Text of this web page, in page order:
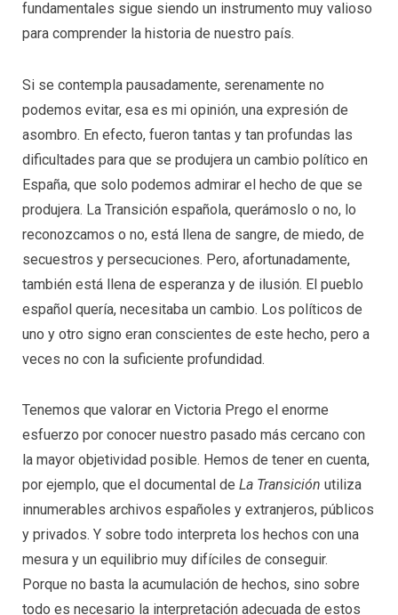
fundamentales sigue siendo un instrumento muy valioso
para comprender la historia de nuestro país.
Si se contempla pausadamente, serenamente no
podemos evitar, esa es mi opinión, una expresión de
asombro. En efecto, fueron tantas y tan profundas las
dificultades para que se produjera un cambio político en
España, que solo podemos admirar el hecho de que se
produjera. La Transición española, querámoslo o no, lo
reconozcamos o no, está llena de sangre, de miedo, de
secuestros y persecuciones. Pero, afortunadamente,
también está llena de esperanza y de ilusión. El pueblo
español quería, necesitaba un cambio. Los políticos de
uno y otro signo eran conscientes de este hecho, pero a
veces no con la suficiente profundidad.
Tenemos que valorar en Victoria Prego el enorme
esfuerzo por conocer nuestro pasado más cercano con
la mayor objetividad posible. Hemos de tener en cuenta,
por ejemplo, que el documental de La Transición utiliza
innumerables archivos españoles y extranjeros, públicos
y privados. Y sobre todo interpreta los hechos con una
mesura y un equilibrio muy difíciles de conseguir.
Porque no basta la acumulación de hechos, sino sobre
todo es necesario la interpretación adecuada de estos